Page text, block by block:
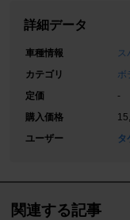
詳細データ
車種情報
ス
カテゴリ
ボ
定価
-
購入価格
ユーザー
タ
関連する記事